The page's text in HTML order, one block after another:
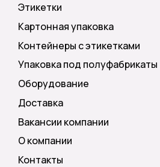
Этикетки
Картонная упаковка
Контейнеры с этикетками
Упаковка под полуфабрикаты
Оборудование
Доставка
Вакансии компании
О компании
Контакты